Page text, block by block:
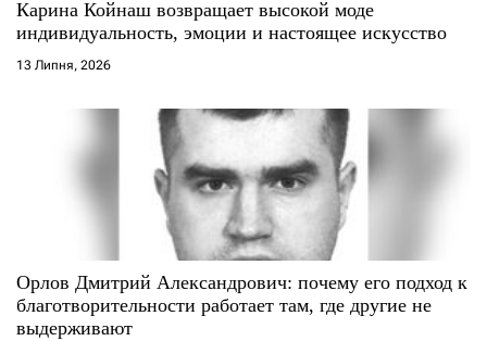
Карина Койнаш возвращает высокой моде
индивидуальность, эмоции и настоящее искусство
13 Липня, 2026
Орлов Дмитрий Александрович: почему его подход к
благотворительности работает там, где другие не
выдерживают